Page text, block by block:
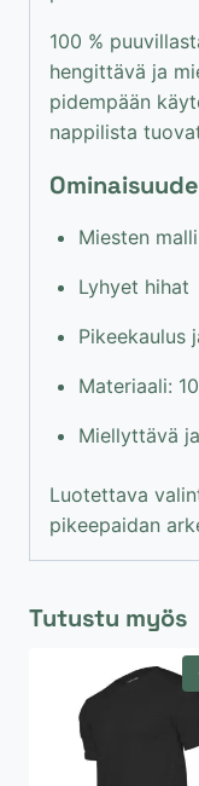
100 %
hengittävä ja
pidempään
nappilista
Miesten malli
Lyhyet hihat
Pikeekaulus
Materiaali:
Miellyttävä
Luotettava
pikeepaidan
Tutustu myös